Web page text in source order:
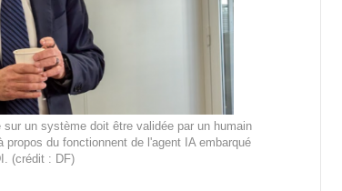
un système doit être validée par un humain
du fonctionnent de l'agent IA embarqué
(crédit : DF)